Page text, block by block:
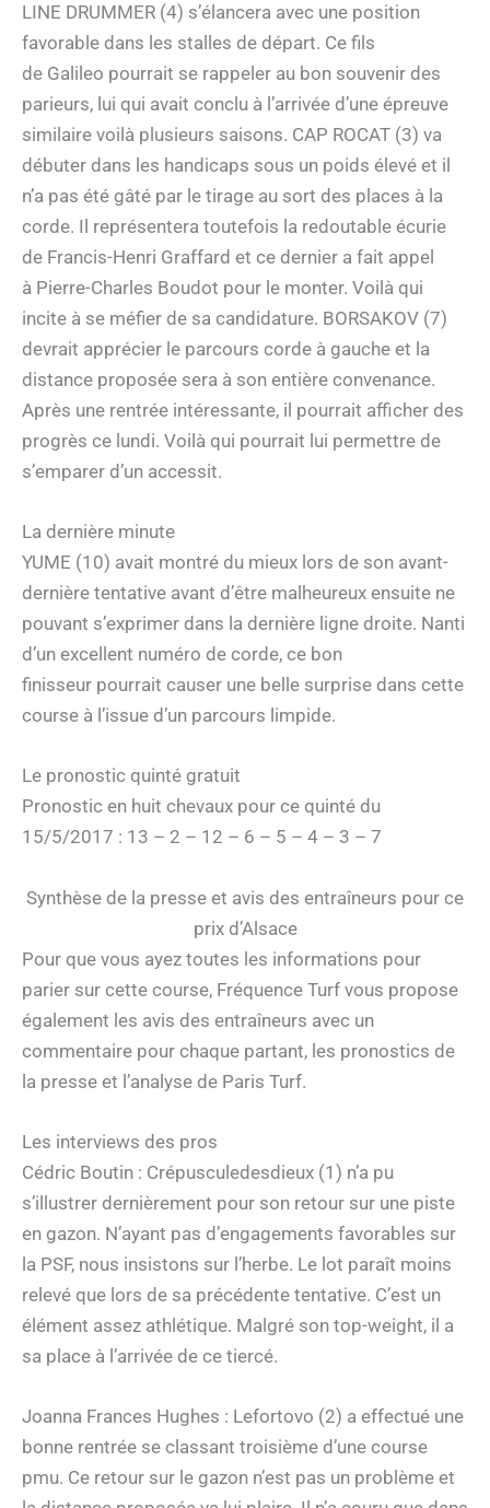
LINE DRUMMER (4) s’élancera avec une position
favorable dans les stalles de départ. Ce fils
de Galileo pourrait se rappeler au bon souvenir des
parieurs, lui qui avait conclu à l’arrivée d’une épreuve
similaire voilà plusieurs saisons. CAP ROCAT (3) va
débuter dans les handicaps sous un poids élevé et il
n’a pas été gâté par le tirage au sort des places à la
corde. Il représentera toutefois la redoutable écurie
de Francis-Henri Graffard et ce dernier a fait appel
à Pierre-Charles Boudot pour le monter. Voilà qui
incite à se méfier de sa candidature. BORSAKOV (7)
devrait apprécier le parcours corde à gauche et la
distance proposée sera à son entière convenance.
Après une rentrée intéressante, il pourrait afficher des
progrès ce lundi. Voilà qui pourrait lui permettre de
s’emparer d’un accessit.
La dernière minute
YUME (10) avait montré du mieux lors de son avant-
dernière tentative avant d’être malheureux ensuite ne
pouvant s’exprimer dans la dernière ligne droite. Nanti
d’un excellent numéro de corde, ce bon
finisseur pourrait causer une belle surprise dans cette
course à l’issue d’un parcours limpide.
Le pronostic quinté gratuit
Pronostic en huit chevaux pour ce quinté du
15/5/2017 : 13 – 2 – 12 – 6 – 5 – 4 – 3 – 7
Synthèse de la presse et avis des entraîneurs pour ce
prix d’Alsace
Pour que vous ayez toutes les informations pour
parier sur cette course, Fréquence Turf vous propose
également les avis des entraîneurs avec un
commentaire pour chaque partant, les pronostics de
la presse et l’analyse de Paris Turf.
Les interviews des pros
Cédric Boutin : Crépusculedesdieux (1) n’a pu
s’illustrer dernièrement pour son retour sur une piste
en gazon. N’ayant pas d’engagements favorables sur
la PSF, nous insistons sur l’herbe. Le lot paraît moins
relevé que lors de sa précédente tentative. C’est un
élément assez athlétique. Malgré son top-weight, il a
sa place à l’arrivée de ce tiercé.
Joanna Frances Hughes : Lefortovo (2) a effectué une
bonne rentrée se classant troisième d’une course
pmu. Ce retour sur le gazon n’est pas un problème et